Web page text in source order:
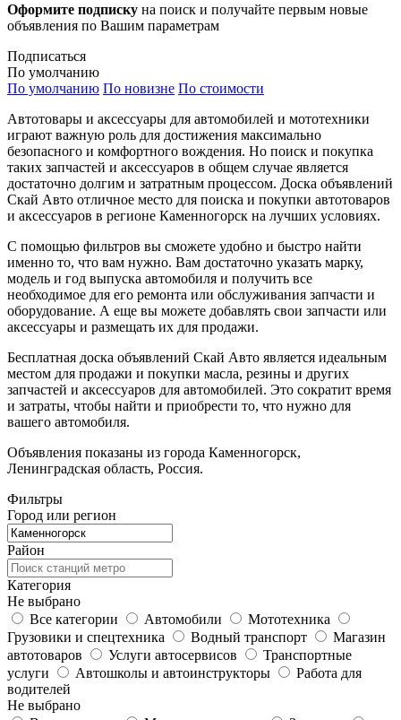
Оформите подписку на поиск и получайте первым новые
объявления по Вашим параметрам
Подписаться
По умолчанию
По умолчанию По новизне По стоимости
Автотовары и аксессуары для автомобилей и мототехники
играют важную роль для достижения максимально
безопасного и комфортного вождения. Но поиск и покупка
таких запчастей и аксессуаров в общем случае является
достаточно долгим и затратным процессом. Доска объявлений
Скай Авто отличное место для поиска и покупки автотоваров
и аксессуаров в регионе Каменногорск на лучших условиях.
С помощью фильтров вы сможете удобно и быстро найти
именно то, что вам нужно. Вам достаточно указать марку,
модель и год выпуска автомобиля и получить все
необходимое для его ремонта или обслуживания запчасти и
оборудование. А еще вы можете добавлять свои запчасти или
аксессуары и размещать их для продажи.
Бесплатная доска объявлений Скай Авто является идеальным
местом для продажи и покупки масла, резины и других
запчастей и аксессуаров для автомобилей. Это сократит время
и затраты, чтобы найти и приобрести то, что нужно для
вашего автомобиля.
Объявления показаны из города Каменногорск,
Ленинградская область, Россия.
Фильтры
Город или регион
Район
Категория
Не выбрано
Все категории
Автомобили
Мототехника
Грузовики и спецтехника
Водный транспорт
Магазин
автотоваров
Услуги автосервисов
Транспортные
услуги
Автошколы и автоинструкторы
Работа для
водителей
Не выбрано